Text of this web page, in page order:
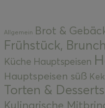
Allgemein Brot &
Frühstück,
Küche Hauptspeisen
Hauptspeisen süß
Torten & Desserts